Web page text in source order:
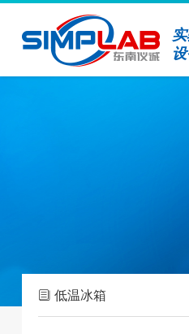
低温冰箱